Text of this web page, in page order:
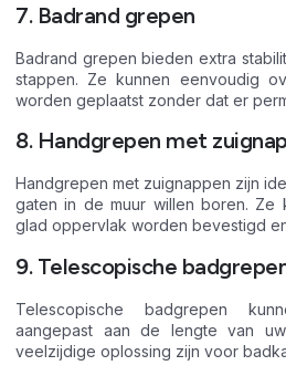
7. Badrand grepen
Badrand grepen bieden extra
stappen. Ze kunnen eenvoudig
worden geplaatst zonder dat er
8. Handgrepen met
Handgrepen met zuignappen zijn
gaten in de muur willen boren. Ze
glad oppervlak worden bevestigd
9. Telescopische
Telescopische badgrepen
aangepast aan de lengte van
veelzijdige oplossing zijn voor